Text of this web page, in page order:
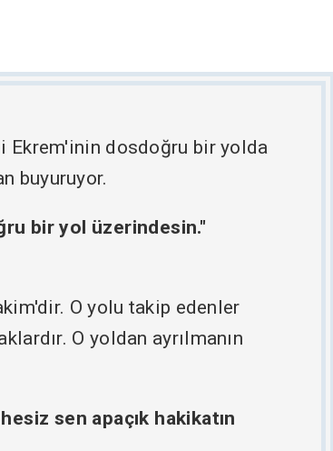
Ekrem'inin dosdoğru bir yolda
buyuruyor.
bir yol üzerindesin."
O yolu takip edenler
O yoldan ayrılmanın
sen apaçık hakikatın